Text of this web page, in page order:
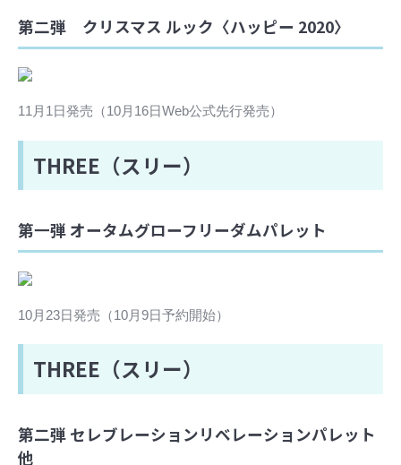
第二弾 クリスマス ルック〈ハッピー 2020〉
11月1日発売（10月16日Web公式先行発売）
THREE（スリー）
第一弾 オータムグローフリーダムパレット
10月23日発売（10月9日予約開始）
THREE（スリー）
第二弾 セレブレーションリベレーションパレット
他